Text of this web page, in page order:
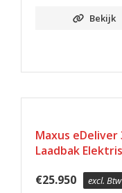
Bekijk
Maxus eDeliver
Laadbak
€25.950 excl. Btw